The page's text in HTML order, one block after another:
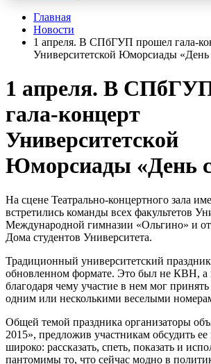
Главная
Новости
1 апреля. В СПбГУП прошел гала-
Университетской Юморсиады «День
1 апреля. В
гала-концерт
Университетской
Юморсиады «День
На сцене Театрально-концертного зала
встретились команды всех факультетов
Международной гимназии «Ольгино» и
Дома студентов Университета.
Традиционный университетский
обновленном формате. Это был не КВН, а
благодаря чему участие в нем мог
одним или несколькими веселыми
Общей темой праздника организаторы
2015», предложив участникам обсудить
широко: рассказать, спеть, показать и
пантомимы то, что сейчас модно в